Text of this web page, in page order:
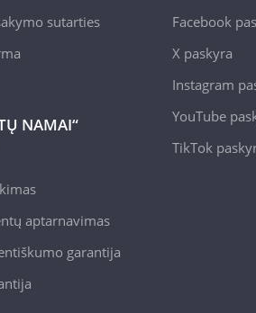
sutarties
NAMAI“
aptarnavimas
garantija
Facebook
X paskyra
Instagram
YouTube
TikTok